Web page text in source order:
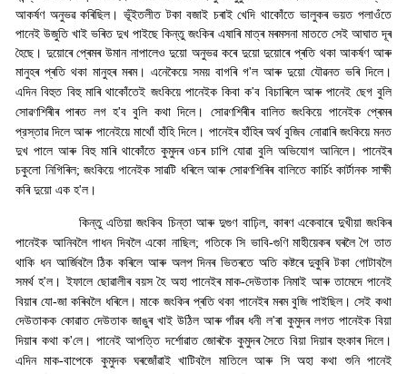
আকর্ষণ অনুভৱ কৰিছিল। ভূঁইতলীত টকা বজাই চৰাই খেদি থাকোঁতে ভালুকৰ ভয়ত পলাওঁতে
পানেই উজুতি খাই ভৰিত দুখ পাইছে কিন্তু জংকিৰ এষাৰি মাত্ৰ মৰমসনা মাততে সেই আঘাত দূৰ
হৈছে। দুয়োৰে প্ৰেমৰ উমান নাপালেও দুয়ো অনুভৱ কৰে দুয়ো দুয়োৰে প্ৰতি থকা আকৰ্ষণ আৰু
মানুহৰ প্ৰতি থকা মানুহৰ মৰম। এনেকৈয়ে সময় বাগৰি গ'ল আৰু দুয়ো যৌৱনত ভৰি দিলে।
এদিন বিহুত বিহু মাৰি থাকোঁতেই জংকিয়ে পানেইক কিবা ক'ব বিচাৰিলে আৰু পানেই ছেগ বুলি
সোৱণশিৰীৰ পাৰত লগ হ'ব বুলি কথা দিলে। সোৱণশিৰীৰ বালিত জংকিয়ে পানেইক প্ৰেমৰ
প্রস্তাৱ দিলে আৰু পানেইয়ে মাথোঁ হাঁহি দিলে। পানেইৰ হাঁহিৰ অৰ্থ বুজিব নোৱাৰি জংকিয়ে মনত
দুখ পালে আৰু বিহু মাৰি থাকোঁতে কুমুদৰ ওচৰ চাপি যোৱা বুলি অভিযোগ আনিলে। পানেইৰ
চকুলো নিগিৰিল;জংকিয়ে পানেইক সাৱটি ধৰিলে আৰু সোৱণশিৰিৰ বালিতে কার্চিং কার্টানক সাক্ষী
কৰি দুয়ো এক হ'ল ।
কিন্তু এতিয়া জংকিব চিন্তা আৰু দুগুণ বাঢ়িল, কাৰণ একেবাৰে দুখীয়া জংকিৰ
পানেইক আনিবলৈ গাধন দিবলৈ একো নাছিল; গতিকে সি ভাবি-গুণি মাহীয়েকৰ ঘৰলৈ গৈ তাত
থাকি ধন আৰ্জিবলৈ ঠিক কৰিলে আৰু অলপ দিনৰ ভিতৰতে অতি কষ্টৰে দুকুৰি টকা গোটাবলৈ
সমর্থ হ'ল। ইফালে ছোৱালীৰ বয়স হৈ অহা পানেইৰ মাক-দেউতাক নিমাই আৰু তামেদে পানেই
বিয়াৰ যো-জা কৰিবলৈ ধৰিলে। মাকে জংকিৰ প্ৰতি থকা পানেইৰ মৰম বুজি পাইছিল। সেই কথা
দেউতাকক কোৱাত দেউতাক জাঙুৰ খাই উঠিল আৰু গাঁৱৰ ধনী ল'ৰা কুমুদৰ লগত পানেইক বিয়া
দিয়াৰ কথা ক'লে। পানেই আপত্তি দৰ্শোৱাত জোৰকৈ কুমুদৰ সৈতে বিয়া দিয়াৰ হুংকাৰ দিলে।
এদিন মাক-বাপেকে কুমুদক ঘৰজোঁৱাই খাটিবলৈ মাতিলে আৰু সি অহা কথা শুনি পানেই